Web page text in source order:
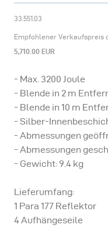
33.551.03
Empfohlener Verkaufspreis
5,710.00 EUR
- Max. 3200 Joule
- Blende in 2 m
- Blende in 10 m
- Silber-
- Abmessungen
- Abmessungen
- Gewicht: 9.4 kg
Lieferumfang:
1 Para 177 Reflektor
4 Aufhängeseile